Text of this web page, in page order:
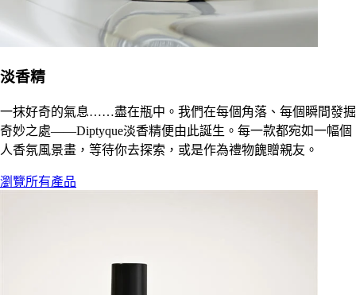
淡香精
一抹好奇的氣息……盡在瓶中。我們在每個角落、每個瞬間發掘
奇妙之處——Diptyque淡香精便由此誕生。每一款都宛如一幅個
人香氛風景畫，等待你去探索，或是作為禮物餽贈親友。
瀏覽所有產品